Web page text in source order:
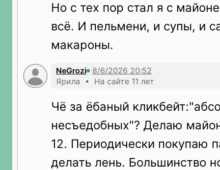
Но с тех пор стал я с
всё. И пельмени, и супы, и
макароны.
NeGrozi
Ярила • На сайте 11 лет
Чё за ёбаный
несъедобных"? Делаю
12. Периодически покупаю
делать лень. Большинство